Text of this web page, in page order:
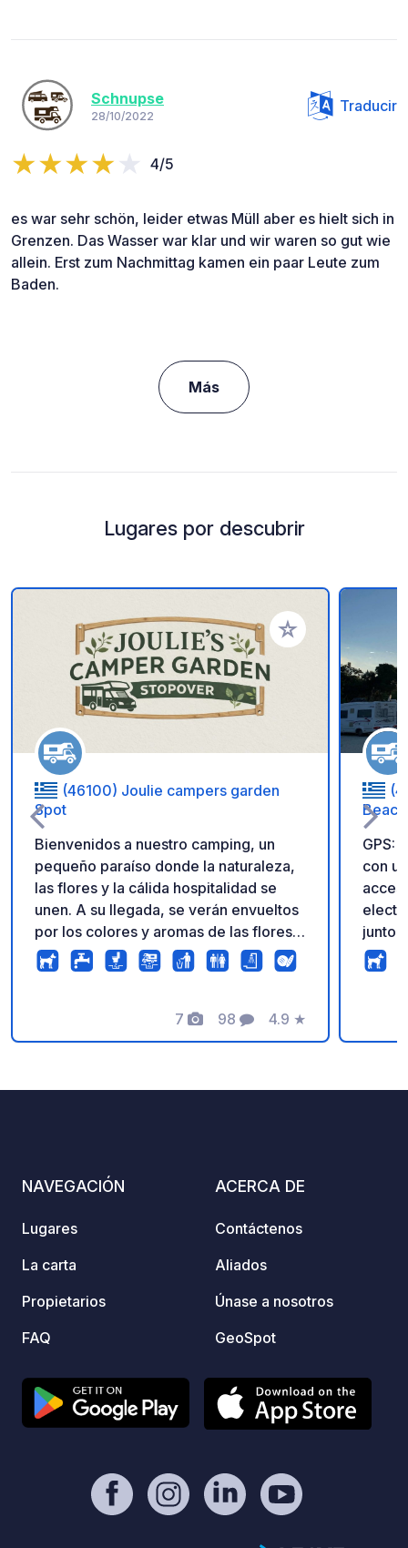
Schnupse
28/10/2022
Traducir
4/5
es war sehr schön, leider etwas Müll aber es hielt sich in
Grenzen. Das Wasser war klar und wir waren so gut wie
allein. Erst zum Nachmittag kamen ein paar Leute zum
Baden.
Más
Lugares por descubrir
Añadir a tus
(46100) Joulie campers garden
Spot
Bienvenidos a nuestro camping, un
pequeño paraíso donde la naturaleza,
las flores y la cálida hospitalidad se
unen. A su llegada, se verán envueltos
por los colores y aromas de las flores
en plena floración, que les brindarán
paz y relajación. Nuestro camping ha
recibirlos con la misma calidez que en
casa. Para nosotros, la hospitalidad es
7
Fotos
98
Comentarios
4.9
Calificación
★
GPS:
con
junto
al
NAVEGACIÓN
Lugares
La carta
Propietarios
FAQ
ACERCA DE
Contáctenos
Aliados
Únase a nosotros
GeoSpot